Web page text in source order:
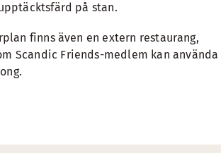
på stan.
finns även en extern restaurang,
Scandic Friends-medlem kan använda